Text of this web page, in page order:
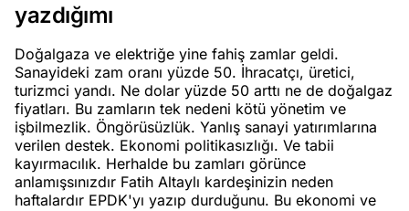
yazdığımı
Doğalgaza ve elektriğe yine fahiş zamlar geldi.
Sanayideki zam oranı yüzde 50. İhracatçı, üretici,
turizmci yandı. Ne dolar yüzde 50 arttı ne de doğalgaz
fiyatları. Bu zamların tek nedeni kötü yönetim ve
işbilmezlik. Öngörüsüzlük. Yanlış sanayi yatırımlarına
verilen destek. Ekonomi politikasızlığı. Ve tabii
kayırmacılık. Herhalde bu zamları görünce
anlamışsınızdır Fatih Altaylı kardeşinizin neden
haftalardır EPDK'yı yazıp durduğunu. Bu ekonomi ve